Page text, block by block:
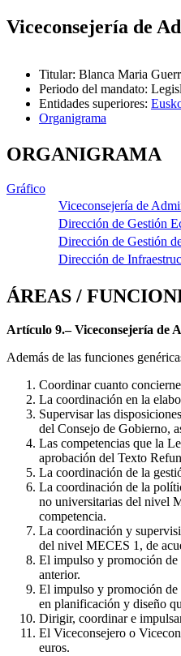
Viceconsejería de
Titular: Blanca Maria
Periodo del mandato:
Entidades superiores:
Organigrama
ORGANIGRAMA
Gráfico
Viceconsejería de
Dirección de Gestión
Dirección de Gestión
Dirección de
ÁREAS /
Artículo 9.– Viceconsejería de
Además de las funciones
Coordinar cuanto
La coordinación en la
Supervisar las
del Consejo de Gobierno,
Las competencias que la
aprobación del Texto
La coordinación de la
La coordinación de la
no universitarias del nivel
competencia.
La coordinación y
del nivel MECES 1, de
El impulso y promoción de
anterior.
El impulso y promoción de
en planificación y diseño
Dirigir, coordinar e
El Viceconsejero o
euros.